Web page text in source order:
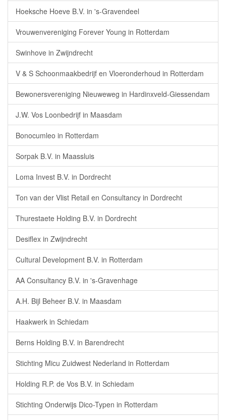
Hoeksche Hoeve B.V. in 's-Gravendeel
Vrouwenvereniging Forever Young in Rotterdam
Swinhove in Zwijndrecht
V & S Schoonmaakbedrijf en Vloeronderhoud in Rotterdam
Bewonersvereniging Nieuweweg in Hardinxveld-Giessendam
J.W. Vos Loonbedrijf in Maasdam
Bonocumleo in Rotterdam
Sorpak B.V. in Maassluis
Loma Invest B.V. in Dordrecht
Ton van der Vlist Retail en Consultancy in Dordrecht
Thurestaete Holding B.V. in Dordrecht
Desiflex in Zwijndrecht
Cultural Development B.V. in Rotterdam
AA Consultancy B.V. in 's-Gravenhage
A.H. Bijl Beheer B.V. in Maasdam
Haakwerk in Schiedam
Berns Holding B.V. in Barendrecht
Stichting Micu Zuidwest Nederland in Rotterdam
Holding R.P. de Vos B.V. in Schiedam
Stichting Onderwijs Dico-Typen in Rotterdam